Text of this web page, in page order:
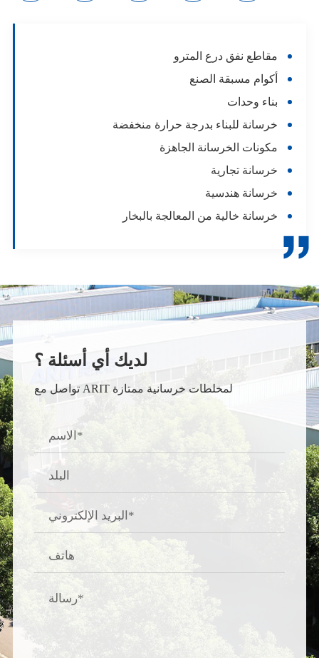
مقاطع نفق درع المترو
أكوام مسبقة الصنع
بناء وحدات
خرسانة للبناء بدرجة حرارة منخفضة
مكونات الخرسانة الجاهزة
خرسانة تجارية
خرسانة هندسية
خرسانة خالية من المعالجة بالبخار

لديك أي أسئلة ؟
تواصل مع ARIT لمخلطات خرسانية ممتازة